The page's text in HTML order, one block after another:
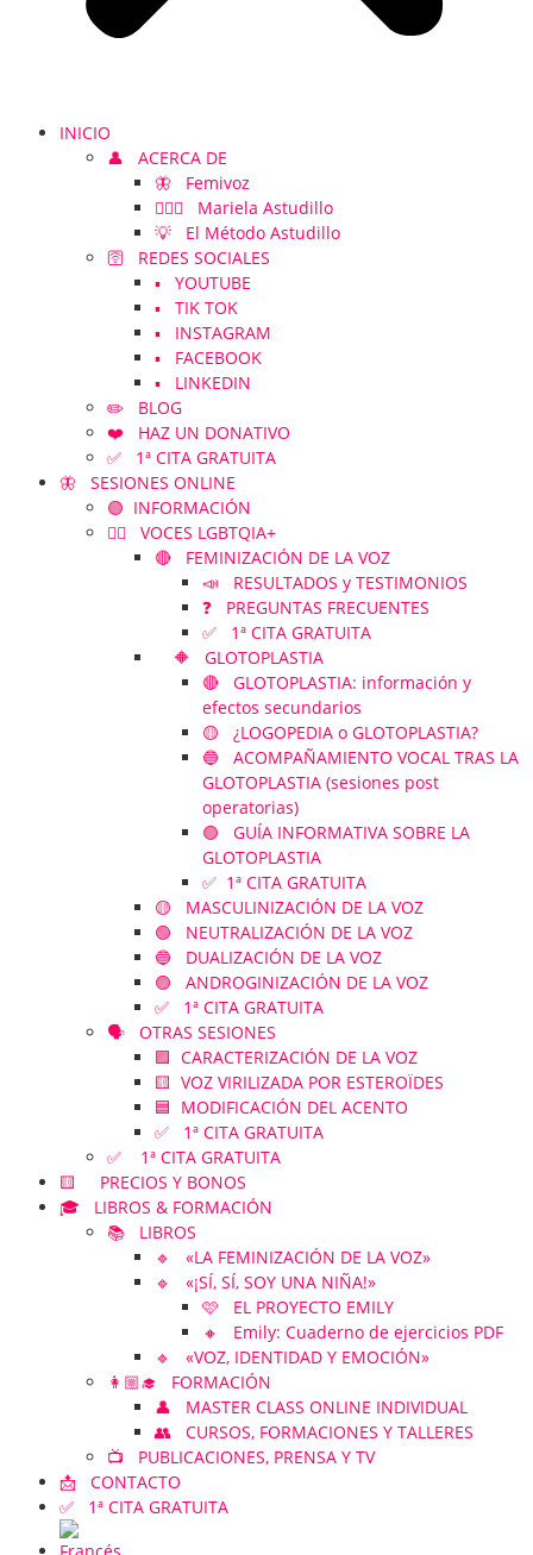
INICIO
👤 ACERCA DE
🦋 Femivoz
👱🏻‍♀️ Mariela Astudillo
💡 El Método Astudillo
🛜 REDES SOCIALES
▪️ YOUTUBE
▪️ TIK TOK
▪️ INSTAGRAM
▪️ FACEBOOK
▪️ LINKEDIN
✏️ BLOG
❤️ HAZ UN DONATIVO
✅ 1ª CITA GRATUITA
🦋 SESIONES ONLINE
🟢 INFORMACIÓN
🏳️‍🌈 VOCES LGBTQIA+
🔴 FEMINIZACIÓN DE LA VOZ
📣 RESULTADOS y TESTIMONIOS
❓ PREGUNTAS FRECUENTES
✅ 1ª CITA GRATUITA
🔶 GLOTOPLASTIA
🔴 GLOTOPLASTIA: información y
efectos secundarios
🟡 ¿LOGOPEDIA o GLOTOPLASTIA?
🔵 ACOMPAÑAMIENTO VOCAL TRAS LA
GLOTOPLASTIA (sesiones post
operatorias)
🟣 GUÍA INFORMATIVA SOBRE LA
GLOTOPLASTIA
✅ 1ª CITA GRATUITA
🟡 MASCULINIZACIÓN DE LA VOZ
🟢 NEUTRALIZACIÓN DE LA VOZ
🔵 DUALIZACIÓN DE LA VOZ
🟣 ANDROGINIZACIÓN DE LA VOZ
✅ 1ª CITA GRATUITA
🗣️ OTRAS SESIONES
🟪 CARACTERIZACIÓN DE LA VOZ
🟨 VOZ VIRILIZADA POR ESTEROÏDES
🟦 MODIFICACIÓN DEL ACENTO
✅ 1ª CITA GRATUITA
✅ 1ª CITA GRATUITA
🟨 PRECIOS Y BONOS
🎓 LIBROS & FORMACIÓN
📚 LIBROS
🔹 «LA FEMINIZACIÓN DE LA VOZ»
🔹 «¡SÍ, SÍ, SOY UNA NIÑA!»
🩷 EL PROYECTO EMILY
🔸 Emily: Cuaderno de ejercicios PDF
🔹 «VOZ, IDENTIDAD Y EMOCIÓN»
👩🏼‍🎓 FORMACIÓN
👤 MASTER CLASS ONLINE INDIVIDUAL
👥 CURSOS, FORMACIONES Y TALLERES
📺 PUBLICACIONES, PRENSA Y TV
📩 CONTACTO
✅ 1ª CITA GRATUITA